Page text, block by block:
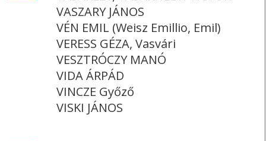
VASZARY JÁNOS
VÉN EMIL (Weisz Emillio, Emil)
VERESS GÉZA, Vasvári
VESZTRÓCZY MANÓ
VIDA ÁRPÁD
VINCZE Győző
VISKI JÁNOS